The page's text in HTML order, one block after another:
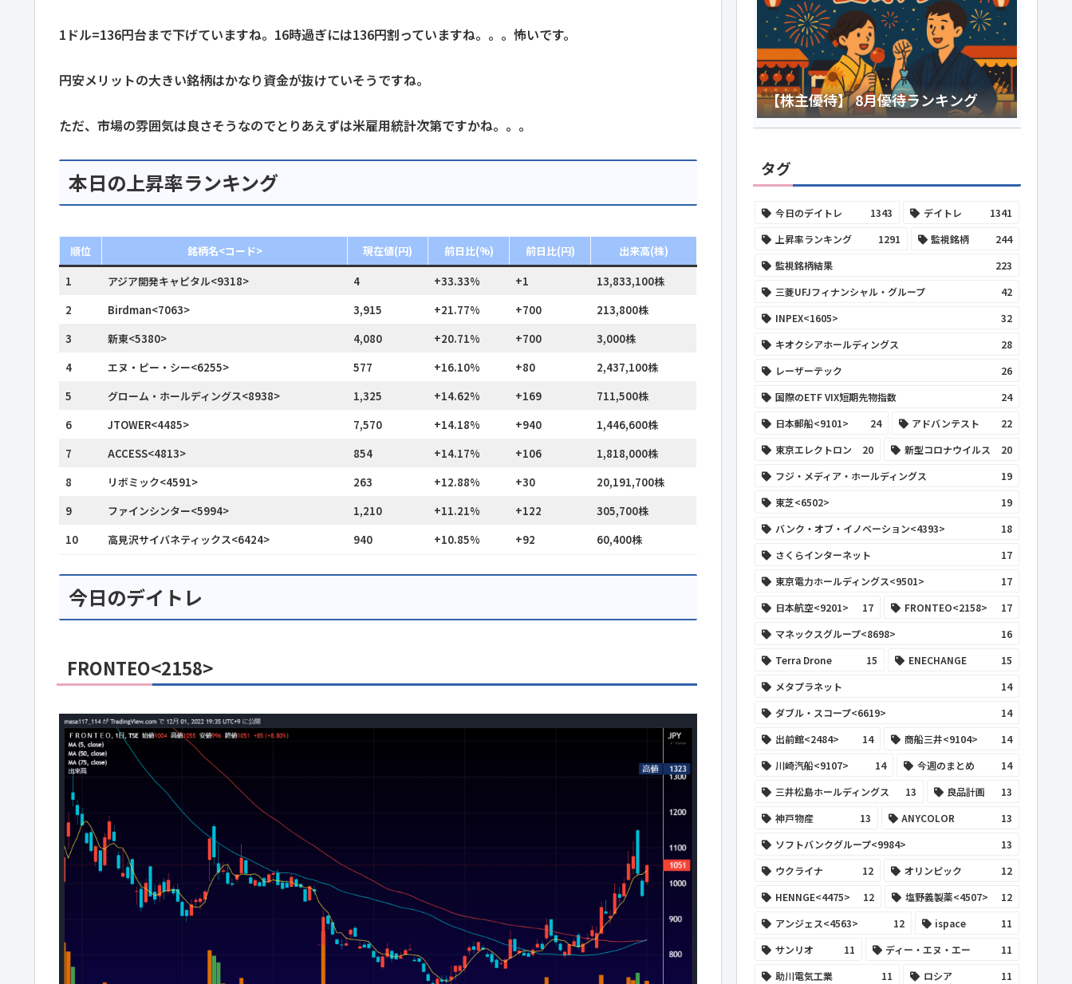
1ドル=136円台まで下げていますね。16時過ぎには136円割っていますね。。。怖いです。
円安メリットの大きい銘柄はかなり資金が抜けていそうですね。
ただ、市場の雰囲気は良さそうなのでとりあえずは米雇用統計次第ですかね。。。
本日の上昇率ランキング
順位 銘柄名<コード> 現在値(円) 前日比(%) 前日比(円)
出来高(株)
1
アジア開発キャピタル<9318> 4 +33.33% +1
13,833,100株
2
Birdman<7063> 3,915 +21.77% +700
213,800株
3
新東<5380> 4,080 +20.71% +700
3,000株
4
エヌ・ピー・シー<6255> 577 +16.10% +80
2,437,100株
5
グローム・ホールディングス<8938> 1,325 +14.62% +169
711,500株
6
JTOWER<4485> 7,570 +14.18% +940
1,446,600株
7
ACCESS<4813> 854 +14.17% +106
1,818,000株
8
リボミック<4591> 263 +12.88% +30
20,191,700株
9
ファインシンター<5994> 1,210 +11.21% +122
305,700株
10
高見沢サイバネティックス<6424> 940 +10.85% +92 60,400株
今日のデイトレ
FRONTEO<2158>
【株主優待】 8月優待ランキング
タグ
今日のデイトレ 1343 デイトレ
1341
上昇率ランキング
1291 監視銘柄
244
監視銘柄結果
223
三菱UFJフィナンシャル・グループ
42
INPEX<1605>
32
キオクシアホールディングス
28
レーザーテック
26
国際のETF VIX短期先物指数
24
日本郵船<9101>
24 アドバンテスト
22
東京エレクトロン
20 新型コロナウイルス
20
フジ・メディア・ホールディングス
19
東芝<6502>
19
バンク・オブ・イノベーション<4393>
18
さくらインターネット
17
東京電力ホールディングス<9501>
17
日本航空<9201>
17 FRONTEO<2158>
17
マネックスグループ<8698>
16
Terra Drone
15 ENECHANGE
15
メタプラネット
14
ダブル・スコープ<6619>
14
出前館<2484>
14 商船三井<9104>
14
川崎汽船<9107>
14 今週のまとめ
14
三井松島ホールディングス
13 良品計画
13
神戸物産
13 ANYCOLOR
13
ソフトバンクグループ<9984>
13
ウクライナ
12 オリンピック
12
HENNGE<4475>
12 塩野義製薬<4507>
12
アンジェス<4563>
12 ispace
11
サンリオ
11 ディー・エヌ・エー
11
助川電気工業
11 ロシア 11